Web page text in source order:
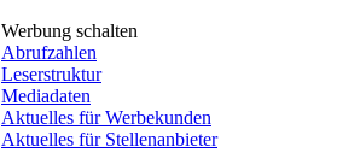
Werbung schalten
Abrufzahlen
Leserstruktur
Mediadaten
Aktuelles für Werbekunden
Aktuelles für Stellenanbieter